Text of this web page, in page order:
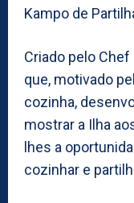
Kampo de
Criado pelo Chef
que, motivado
cozinha,
mostrar a Ilha
lhes a
cozinhar e